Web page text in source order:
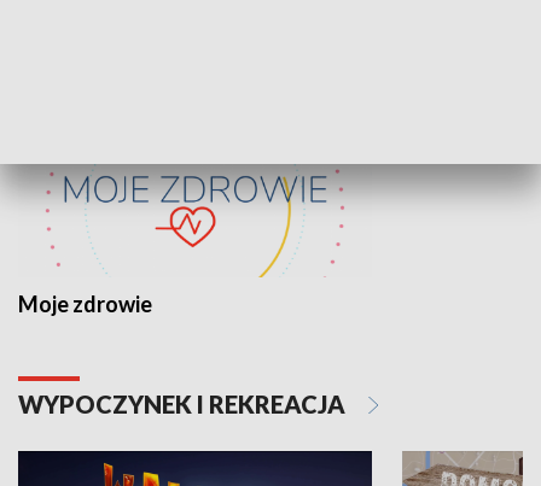
Moje zdrowie
WYPOCZYNEK I REKREACJA